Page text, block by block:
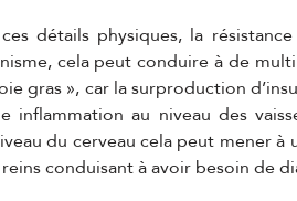
détails physiques, la
cela peut conduire à de
gras », car la surproduction
inflammation au niveau des
du cerveau cela peut mener
conduisant à avoir besoin de